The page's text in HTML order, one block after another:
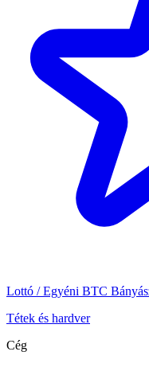
Lottó / Egyéni BTC
Tétek és hardver
Cég